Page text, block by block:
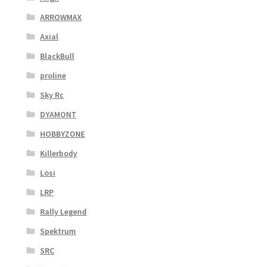
ARROWMAX
Axial
BlackBull
proline
Sky Rc
DYAMONT
HOBBYZONE
Killerbody
Losi
LRP
Rally Legend
Spektrum
SRC